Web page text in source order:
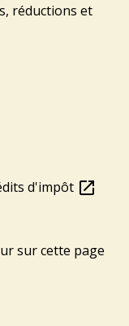
réductions et
d'impôt open_in_new
sur cette page